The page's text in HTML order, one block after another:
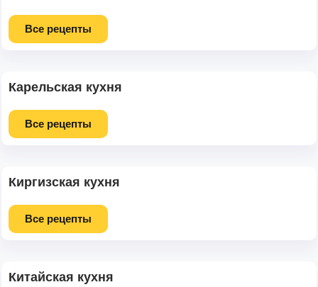
Все рецепты
Карельская кухня
Все рецепты
Киргизская кухня
Все рецепты
Китайская кухня